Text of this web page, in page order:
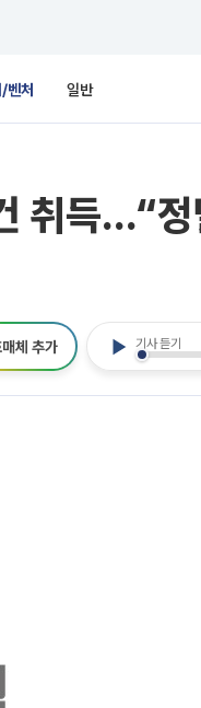
벤처 일반
취득…“정
기사 듣기
체 추가